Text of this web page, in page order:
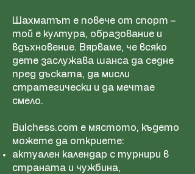
Шахматът е повече от спорт –
той е култура, образование и
вдъхновение. Вярваме, че всяко
дете заслужава шанса да седне
пред дъската, да мисли
стратегически и да мечтае
смело.
Bulchess.com е мястото, където
можете да откриете:
актуален календар с турнири в
страната и чужбина,